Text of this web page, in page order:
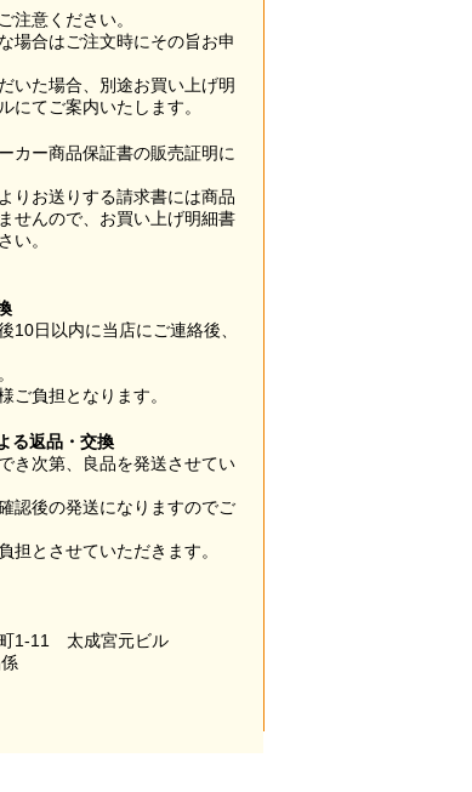
注意ください。
場合はご注文時にその旨お申
いた場合、別途お買い上げ明
にてご案内いたします。
カー商品保証書の販売証明に
りお送りする請求書には商品
せんので、お買い上げ明細書
い。
10日以内に当店にご連絡後、
ご負担となります。
る返品・交換
き次第、良品を発送させてい
認後の発送になりますのでご
担とさせていただきます。
1-11 太成宮元ビル